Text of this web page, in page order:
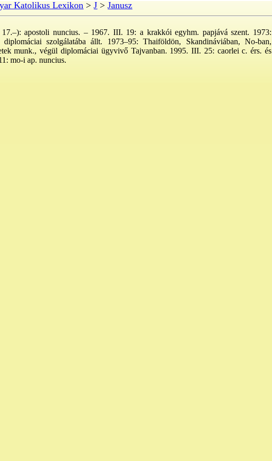
Katolikus Lexikon >J >Janusz
apostoli nuncius. – 1967. III. 19: a krakkói egyhm. papjává szent. 1973:
szolgálatába állt. 1973–95: Thaiföldön, Skandináviában, No-ban,
munk., végül diplomáciai ügyvivő Tajvanban. 1995. III. 25: caorlei c. érs. és
mo-i ap. nuncius.